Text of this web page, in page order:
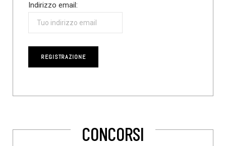
Indirizzo email:
CONCORSI